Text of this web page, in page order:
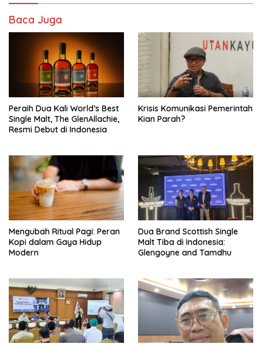
Baca Juga
Peraih Dua Kali World’s Best
Single Malt, The GlenAllachie,
Resmi Debut di Indonesia
Krisis Komunikasi Pemerintah
Kian Parah?
Mengubah Ritual Pagi: Peran
Kopi dalam Gaya Hidup
Modern
Dua Brand Scottish Single
Malt Tiba di Indonesia:
Glengoyne and Tamdhu